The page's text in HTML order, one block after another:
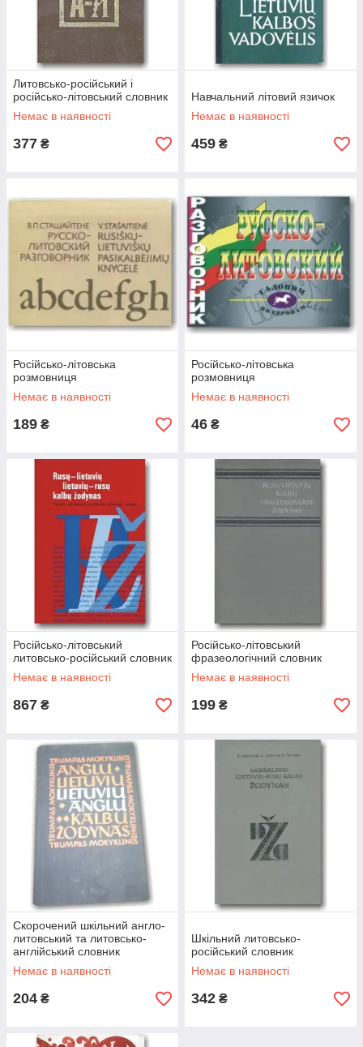
Литовсько-російський і
російсько-літовський словник
Немає в наявності
377 ₴
Навчальний літовий язичок
Немає в наявності
459 ₴
Російсько-літовська
розмовниця
Немає в наявності
189 ₴
Російсько-літовська
розмовниця
Немає в наявності
46 ₴
Російсько-літовський
литовсько-російський словник
Немає в наявності
867 ₴
Російсько-літовський
фразеологічний словник
Немає в наявності
199 ₴
Скорочений шкільний англо-
литовський та литовсько-
англійський словник
Немає в наявності
204 ₴
Шкільний литовсько-
російський словник
Немає в наявності
342 ₴